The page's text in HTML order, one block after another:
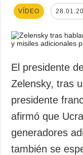
Política
Economía
Defensa
Cultura
Deportes
Crimen
Desastres y
emergencias
ADICIONAL
VÍDEO
El presidente
Zelensky, tras
presidente
afirmó que
generadores
también se